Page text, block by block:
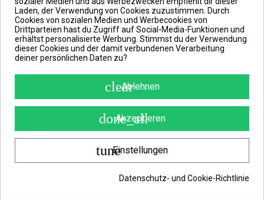
Angelsessions, sportlichen Aktivitäten
und während deiner Freizeit an kalten
Herbst- und Wintertagen tragen.
Ihr dickes und atmungsaktives Material
hält deine Füße während des gesamten
Tages warm und trocken. Die Höhe der
Socken sorgt dafür, dass nicht nur deine
Füße, sondern ebenso der
Wadenbereich, deiner Beine, gewärmt
Laden, der Verwendung von Cookies zuzustimmen. Durch
Cookies von sozialen Medien und Werbecookies von
Drittparteien hast du Zugriff auf Social-Media-Funktionen und
erhältst personalisierte Werbung. Stimmst du der Verwendung
dieser Cookies und der damit verbundenen Verarbeitung
deiner persönlichen Daten zu?
clearAblehnen
done_all
Akzeptieren
tuneEinstellungen
Datenschutz- und Cookie-Richtlinie